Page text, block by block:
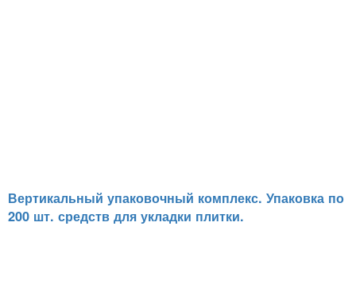
Вертикальный упаковочный комплекс. Упаковка по
200 шт. средств для укладки плитки.